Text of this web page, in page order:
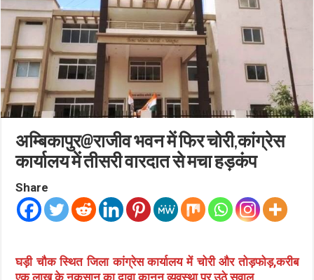
अम्बिकापुर@राजीव भवन में फिर चोरी,कांग्रेस
कार्यालय में तीसरी वारदात से मचा हड़कंप
Share
घड़ी चौक स्थित जिला कांग्रेस कार्यालय में चोरी और तोड़फोड़,करीब
एक लाख के नुकसान का दावा,कानून व्यवस्था पर उठे सवाल